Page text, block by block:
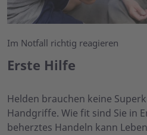
Im Notfall richtig reagieren
Erste Hilfe
Helden brauchen keine
Handgriffe. Wie fit sind Sie in
beherztes Handeln kann